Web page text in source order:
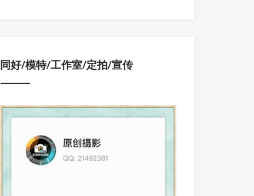
同好/模特/工作室/定拍/宣传